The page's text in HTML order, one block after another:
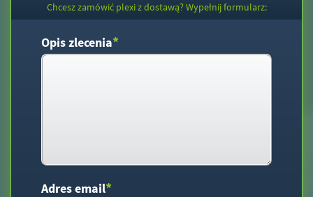
Chcesz zamówić plexi z dostawą? Wypełnij formularz:
Opis zlecenia*
Adres email*